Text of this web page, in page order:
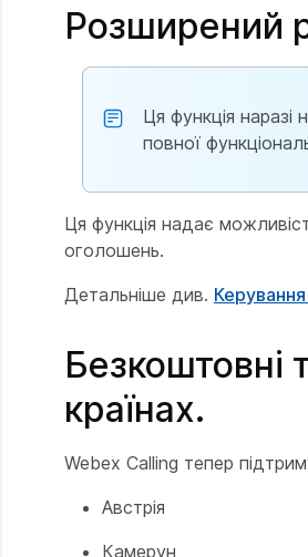
Розширений
Ця функція
повної
Ця функція надає
оголошень.
Детальніше див.
Безкоштовні
країнах.
Webex Calling тепер
Австрія
Камерун